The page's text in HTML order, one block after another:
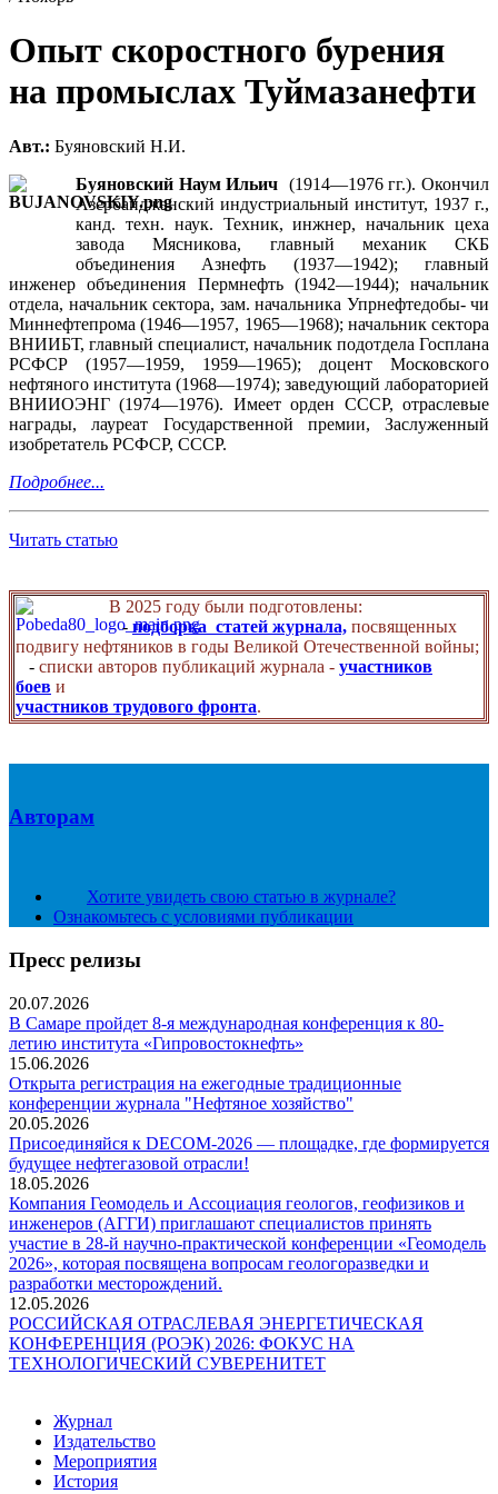
Опыт скоростного бурения
на промыслах Туймазанефти
Авт.: Буяновский Н.И.
Буяновский Наум Ильич (1914—1976 гг.). Oкончил
Азербайджанский индустриальный институт, 1937 г.,
канд. техн. наук. Техник, инжнер, начальник цеха
завода Мясникова, главный механик СКБ
объединения Азнефть (1937—1942); главный
инженер объединения Пермнефть (1942—1944); начальник
отдела, начальник сектора, зам. начальника Упрнефтедобы- чи
Миннефтепрома (1946—1957, 1965—1968); начальник сектора
ВНИИБТ, главный специалист, начальник подотдела Госплана
РСФСР (1957—1959, 1959—1965); доцент Московского
нефтяного института (1968—1974); заведующий лабораторией
ВНИИОЭНГ (1974—1976). Имеет орден СССР, отраслевые
награды, лауреат Государственной премии, Заслуженный
изобретатель РСФСР, СССР.
Подробнее...
Читать статью
В 2025 году были подготовлены:
- подборка статей журнала, посвященных
подвигу нефтяников в годы Великой Отечественной войны;
- списки авторов публикаций журнала - участников
боев и
участников трудового фронта.
Авторам
Хотите увидеть свою статью в журнале?
Ознакомьтесь с условиями публикации
Пресс релизы
20.07.2026
В Самаре пройдет 8-я международная конференция к 80-
летию института «Гипровостокнефть»
15.06.2026
Открыта регистрация на ежегодные традиционные
конференции журнала "Нефтяное хозяйство"
20.05.2026
Присоединяйся к DECOM-2026 — площадке, где формируется
будущее нефтегазовой отрасли!
18.05.2026
Компания Геомодель и Ассоциация геологов, геофизиков и
инженеров (АГГИ) приглашают специалистов принять
участие в 28-й научно-практической конференции «Геомодель
2026», которая посвящена вопросам геологоразведки и
разработки месторождений.
12.05.2026
РОССИЙСКАЯ ОТРАСЛЕВАЯ ЭНЕРГЕТИЧЕСКАЯ
КОНФЕРЕНЦИЯ (РОЭК) 2026: ФОКУС НА
ТЕХНОЛОГИЧЕСКИЙ СУВЕРЕНИТЕТ
Журнал
Издательство
Мероприятия
История